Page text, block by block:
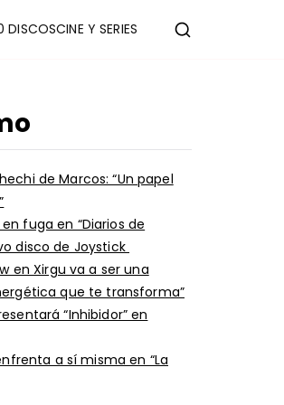
DISCOSCINE Y SERIES
de Marcos: “Un papel
fuga en “Diarios de
disco de Joystick
en Xirgu va a ser una
que te transforma”
“Inhibidor” en
a sí misma en “La